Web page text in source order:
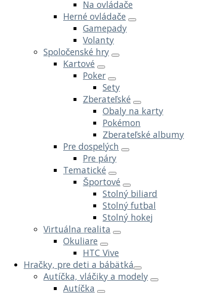
Na ovládače
Herné ovládače
Gamepady
Volanty
Spoločenské hry
Kartové
Poker
Sety
Zberateľské
Obaly na karty
Pokémon
Zberateľské albumy
Pre dospelých
Pre páry
Tematické
Športové
Stolný biliard
Stolný futbal
Stolný hokej
Virtuálna realita
Okuliare
HTC Vive
Hračky, pre deti a bábätká
Autíčka, vláčiky a modely
Autíčka